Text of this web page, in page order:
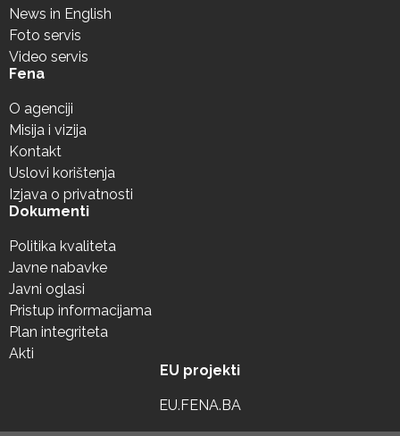
News in English
Foto servis
Video servis
Fena
O agenciji
Misija i vizija
Kontakt
Uslovi korištenja
Izjava o privatnosti
Dokumenti
Politika kvaliteta
Javne nabavke
Javni oglasi
Pristup informacijama
Plan integriteta
Akti
EU projekti
EU.FENA.BA